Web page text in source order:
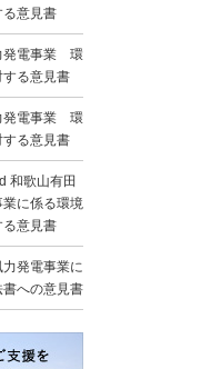
る意見書
発電事業 環
る意見書
発電事業 環
る意見書
和歌山有田
業に係る環境
る意見書
力発電事業に
への意見書